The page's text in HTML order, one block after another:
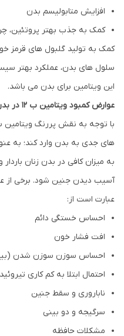
افزایش متابولیسم بدن
کمک به جذب بهتر پروتئین،
سلول های بدن، عملکرد بهتر
این ویتامین برای بدن می باشد.
عوارض کمبود ویتامین ب ۱۲ در بدن
های جدی به بدن وارد کند؛ به
به میزان کافی در بدن زنان
عبارت است از:
احساس خستگی دائم
افت فشار خون
احساس سوزن سوزن شدن
احتمال ابتلا به کم کاری تیروئید
ناباروری و سقط جنین
سرگیجه و دو بینی
مشکلات حافظه